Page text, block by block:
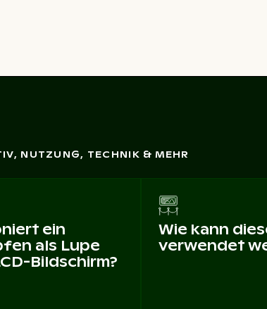
NUTZUNG, TECHNIK & MEHR
ein
als Lupe
Bildschirm?
Wie kann
verwendet